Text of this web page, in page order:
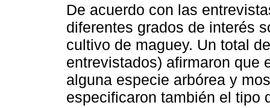
De acuerdo con las
diferentes grados de interés
cultivo de maguey. Un total
entrevistados) afirmaron que
alguna especie arbórea y
especificaron también el tipo